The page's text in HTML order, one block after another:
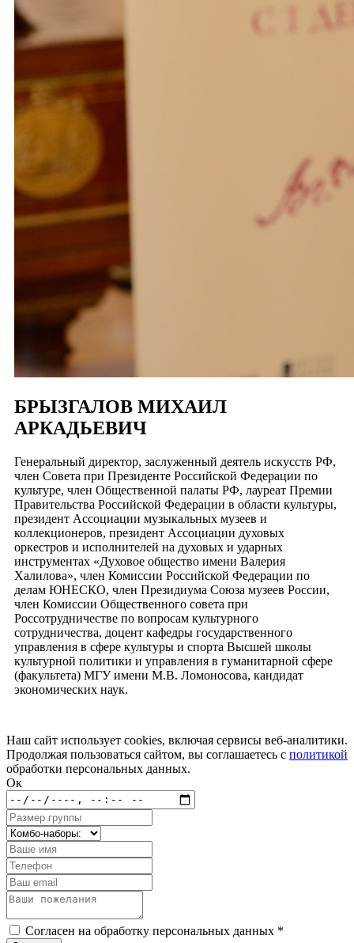
БРЫЗГАЛОВ МИХАИЛ
АРКАДЬЕВИЧ
Генеральный директор, заслуженный деятель искусств РФ,
член Совета при Президенте Российской Федерации по
культуре, член Общественной палаты РФ, лауреат Премии
Правительства Российской Федерации в области культуры,
президент Ассоциации музыкальных музеев и
коллекционеров, президент Ассоциации духовых
оркестров и исполнителей на духовых и ударных
инструментах «Духовое общество имени Валерия
Халилова», член Комиссии Российской Федерации по
делам ЮНЕСКО, член Президиума Союза музеев России,
член Комиссии Общественного совета при
Россотрудничестве по вопросам культурного
сотрудничества, доцент кафедры государственного
управления в сфере культуры и спорта Высшей школы
культурной политики и управления в гуманитарной сфере
(факультета) МГУ имени М.В. Ломоносова, кандидат
экономических наук.
Наш сайт использует cookies, включая сервисы веб-аналитики.
Продолжая пользоваться сайтом, вы соглашаетесь с политикой
обработки персональных данных.
Ок
Согласен на обработку персональных данных *